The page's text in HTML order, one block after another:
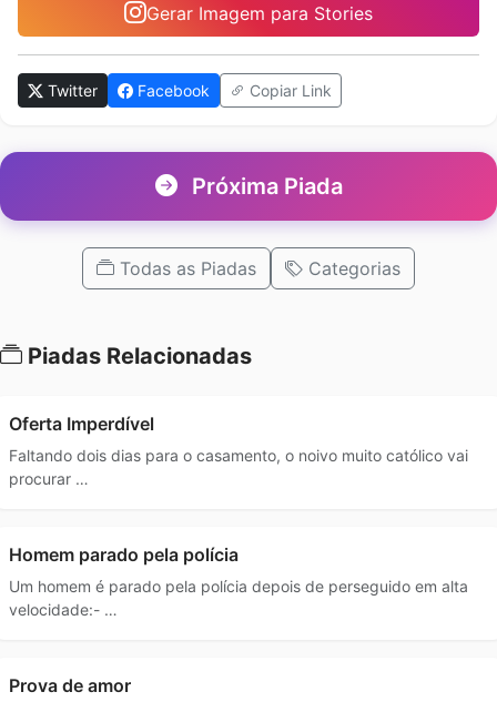
Gerar Imagem para Stories
Twitter Facebook Copiar Link
Próxima Piada
Todas as Piadas Categorias
Piadas Relacionadas
Oferta Imperdível
Faltando dois dias para o casamento, o noivo muito católico vai
procurar …
Homem parado pela polícia
Um homem é parado pela polícia depois de perseguido em alta
velocidade:- …
Prova de amor